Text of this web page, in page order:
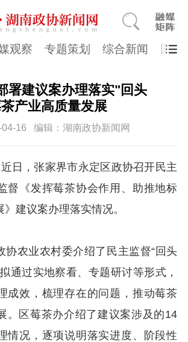
观察 专题策划 综合新闻 国医
署建议案办理落实"回头
产业高质量发展
16 编辑：湖南政协新闻网
日，张家界市永定区政协召开民主
督《发挥莓茶协会作用、助推地标
建议案办理落实情况。
协农业农村委介绍了民主监督“回头
通过实地察看、专题研讨等形式，
成效，梳理存在的问题，推动莓茶
。区莓茶办介绍了建议案涉及的14
情况，逐项说明落实进度、阶段性